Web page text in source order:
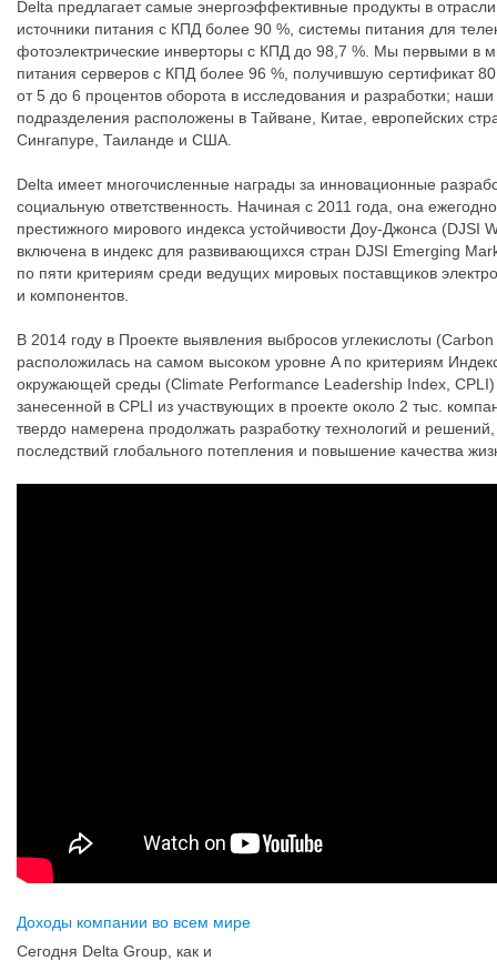
Delta предлагает самые энергоэффективные продукты в
источники питания с КПД более 90 %, системы питания для
фотоэлектрические инверторы с КПД до 98,7 %. Мы первыми в
питания серверов с КПД более 96 %, получившую сертификат
от 5 до 6 процентов оборота в исследования и разработки;
подразделения расположены в Тайване, Китае, европейских
Сингапуре, Таиланде и США.
Delta имеет многочисленные награды за инновационные
социальную ответственность. Начиная с 2011 года, она
престижного мирового индекса устойчивости Доу-Джонса (DJSI
включена в индекс для развивающихся стран DJSI Emerging
по пяти критериям среди ведущих мировых поставщиков
и компонентов.
В 2014 году в Проекте выявления выбросов углекислоты
расположилась на самом высоком уровне A по критериям
окружающей среды (Climate Performance Leadership Index, CPLI)
занесенной в CPLI из участвующих в проекте около 2 тыс.
твердо намерена продолжать разработку технологий и
последствий глобального потепления и повышение качества
Доходы компании во всем мире
Сегодня Delta Group, как и